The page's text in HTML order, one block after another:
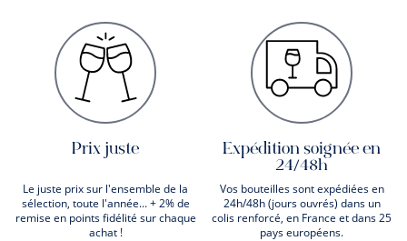
Prix juste
Le juste prix sur l'ensemble de la
sélection, toute l'année... + 2% de
remise en points fidélité sur chaque
achat !
Expédition soignée en
24/48h
Vos bouteilles sont expédiées en
24h/48h (jours ouvrés) dans un
colis renforcé, en France et dans 25
pays européens.